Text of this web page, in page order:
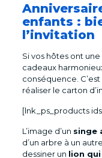
enfants :
l’invitation
Si vos hôtes ont
cadeaux
conséquence.
réaliser le carton
[lnk_ps_products
L’image d’un singe
d’un arbre à un
dessiner un lion